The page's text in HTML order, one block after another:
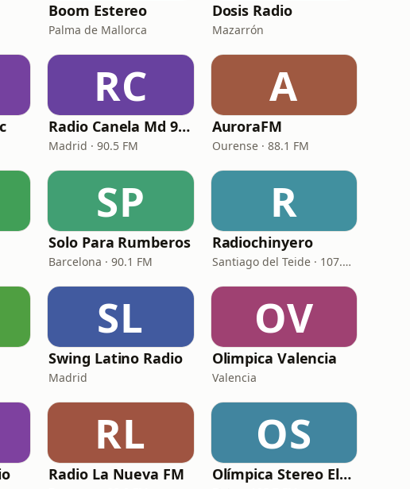
Boom Estereo
Palma de Mallorca
Dosis Radio
Mazarrón
RC
Radio Canela Md 90.5 fm
Madrid · 90.5 FM
A
AuroraFM
Ourense · 88.1 FM
SP
Solo Para Rumberos
Barcelona · 90.1 FM
R
Radiochinyero
Santiago del Teide · 107.7 FM
SL
Swing Latino Radio
Madrid
OV
Olimpica Valencia
Valencia
RL
Radio La Nueva FM
OS
Olímpica Stereo Elche